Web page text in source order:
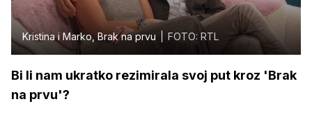
Kristina i Marko, Brak na prvu FOTO: RTL
Bi li nam ukratko rezimirala svoj put kroz 'Brak
na prvu'?